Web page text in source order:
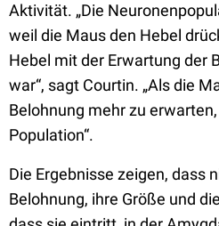
Aktivität. „Die
weil die Maus den Hebel
Hebel mit der Erwartung der
war“, sagt Courtin. „Als die
Belohnung mehr zu
Population“.
Die Ergebnisse zeigen, dass
Belohnung, ihre Größe und